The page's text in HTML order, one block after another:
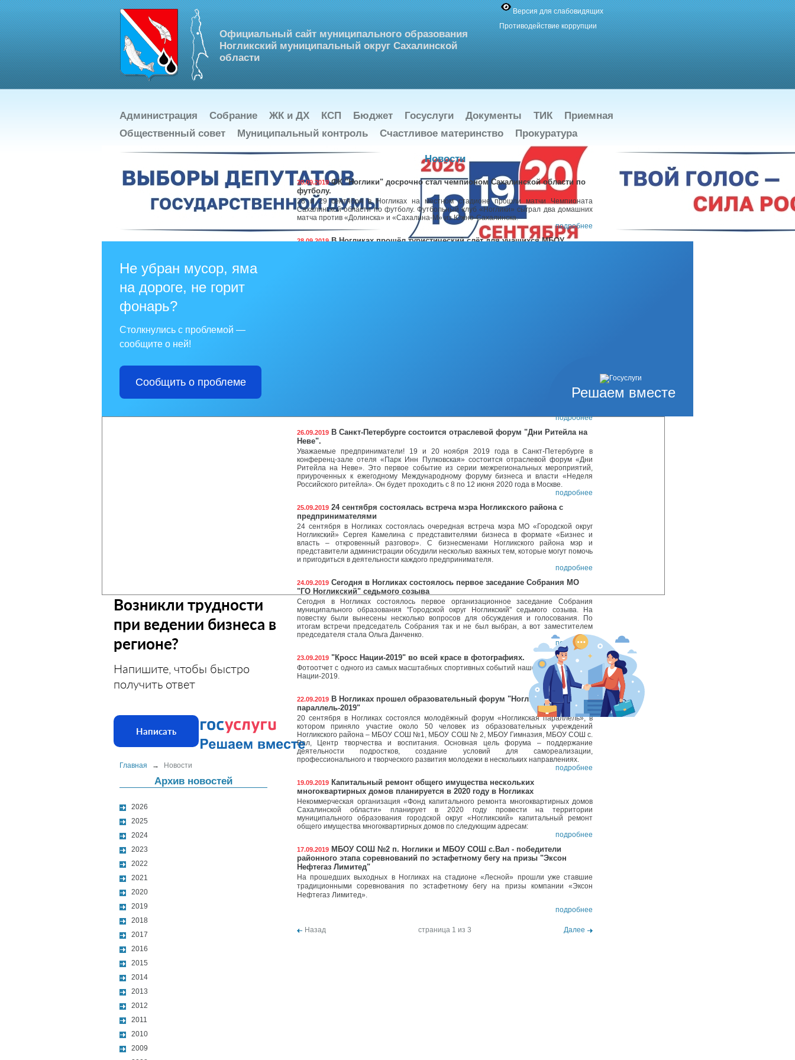
Официальный сайт муниципального образования
Ногликский муниципальный округ Сахалинской
области
Версия для слабовидящих
Противодействие коррупции
Администрация Собрание ЖК и ДХ КСП Бюджет Госуслуги Документы ТИК
Приемная
Общественный совет
Муниципальный контроль Счастливое материнство Прокуратура
Решаем вместе
Не убран мусор, яма
на дороге, не горит
фонарь?
Столкнулись с проблемой —
сообщите о ней!
Сообщить о проблеме
Возникли трудности
при ведении бизнеса в
регионе?
Напишите, чтобы быстро
получить ответ
Написать
Главная → Новости
Архив новостей
2026
2025
2024
2023
2022
2021
2020
2019
2018
2017
2016
2015
2014
2013
2012
2011
2010
2009
Новости
30.09.2019ФК "Ноглики" досрочно стал чемпионом Сахалинской области по
футболу.
28 и 29 сентября в Ногликах на местном стадионе прошли матчи Чемпионата
Сахалинской области по футболу. Футбольный клуб «Ноглики» сыграл два домашних
матча против «Долинска» и «Сахалина-М» из Южно-Сахалинска.
подробнее
28.09.2019В Ногликах прошёл туристический слёт для учащихся МБОУ
(2003 г.р.), Садыковой Кристины (2005 г.р.), Николаева Александра (2006 г.р.) и
подробнее
26.09.2019 В Санкт-Петербурге состоится отраслевой форум "Дни Ритейла на
Неве".
Уважаемые предприниматели! 19 и 20 ноября 2019 года в Санкт-Петербурге в
конференц-зале отеля «Парк Инн Пулковская» состоится отраслевой форум «Дни
Ритейла на Неве». Это первое событие из серии межрегиональных мероприятий,
приуроченных к ежегодному Международному форуму бизнеса и власти «Неделя
Российского ритейла». Он будет проходить с 8 по 12 июня 2020 года в Москве.
подробнее
25.09.2019 24 сентября состоялась встреча мэра Ногликского района с
предпринимателями
24 сентября в Ногликах состоялась очередная встреча мэра МО «Городской округ
Ногликский» Сергея Камелина с представителями бизнеса в формате «Бизнес и
власть – откровенный разговор». С бизнесменами Ногликского района мэр и
представители администрации обсудили несколько важных тем, которые могут помочь
и пригодиться в деятельности каждого предпринимателя.
подробнее
24.09.2019 Сегодня в Ногликах состоялось первое заседание Собрания МО
"ГО Ногликский" седьмого созыва
Сегодня в Ногликах состоялось первое организационное заседание Собрания
муниципального образования "Городской округ Ногликский" седьмого созыва. На
повестку были вынесены несколько вопросов для обсуждения и голосования. По
итогам встречи председатель Собрания так и не был выбран, а вот заместителем
председателя стала Ольга Данченко.
подробнее
23.09.2019 "Кросс Нации-2019" во всей красе в фотографиях.
Фотоотчет с одного из самых масштабных спортивных событий нашей страны - Кросс
Нации-2019.
подробнее
22.09.2019 В Ногликах прошел образовательный форум "Ногликская
параллель-2019"
20 сентября в Ногликах состоялся молодёжный форум «Ногликская параллель», в
котором приняло участие около 50 человек из образовательных учреждений
Ногликского района – МБОУ СОШ №1, МБОУ СОШ № 2, МБОУ Гимназия, МБОУ СОШ с.
Вал, Центр творчества и воспитания. Основная цель форума – поддержание
деятельности подростков, создание условий для самореализации,
профессионального и творческого развития молодежи в нескольких направлениях.
подробнее
19.09.2019 Капитальный ремонт общего имущества нескольких
многоквартирных домов планируется в 2020 году в Ногликах
Некоммерческая организация «Фонд капитального ремонта многоквартирных домов
Сахалинской области» планирует в 2020 году провести на территории
муниципального образования городской округ «Ногликский» капитальный ремонт
общего имущества многоквартирных домов по следующим адресам:
подробнее
17.09.2019 МБОУ СОШ №2 п. Ноглики и МБОУ СОШ с.Вал - победители
районного этапа соревнований по эстафетному бегу на призы "Эксон
Нефтегаз Лимитед"
На прошедших выходных в Ногликах на стадионе «Лесной» прошли уже ставшие
традиционными соревнования по эстафетному бегу на призы компании «Эксон
Нефтегаз Лимитед».
подробнее
Назад страница 1 из 3 Далее